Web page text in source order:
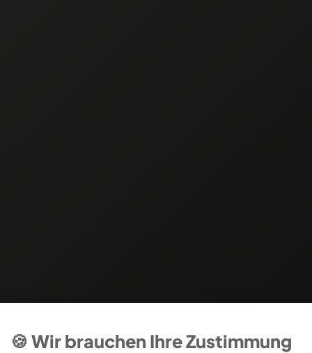
🍪 Wir brauchen Ihre Zustimmung